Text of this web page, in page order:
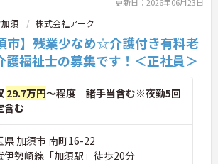
が原則自由となっており、定年
での継続雇用制度のもとで、ご
ちながら末永く活躍できます。
更新日：2026年06月23日
須 株式会社アーク
市】残業少なめ☆介護付き有料老
護福祉士の募集です！＜正社員＞
29.7万円～程度 諸手当含む※夜勤5回
含む
県 加須市 南町16-22
伊勢崎線「加須駅」徒歩20分